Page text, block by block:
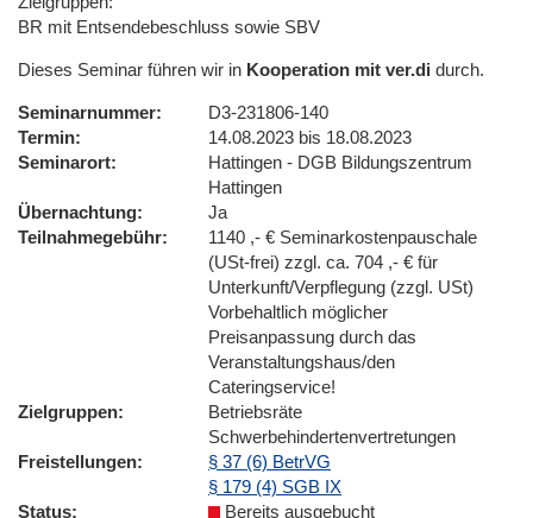
BR mit Entsendebeschluss sowie SBV
Dieses Seminar führen wir in Kooperation mit ver.di durch.
Seminarnummer
D3-231806-140
Termin
14.08.2023 bis 18.08.2023
Seminarort
Hattingen - DGB Bildungszentrum
Hattingen
Übernachtung
Ja
Teilnahmegebühr
1140 ,- € Seminarkostenpauschale
(USt-frei) zzgl. ca. 704 ,- € für
Unterkunft/Verpflegung (zzgl. USt)
Vorbehaltlich möglicher
Preisanpassung durch das
Veranstaltungshaus/den
Cateringservice!
Zielgruppen
Betriebsräte
Schwerbehindertenvertretungen
Freistellungen
§ 37 (6) BetrVG
§ 179 (4) SGB IX
Status
Bereits ausgebucht